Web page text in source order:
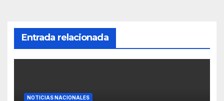
Entrada relacionada
NOTICIAS NACIONALES